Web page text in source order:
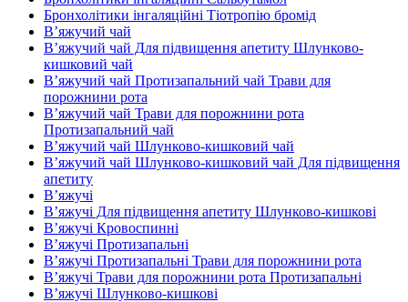
Бронхолітики інгаляційні Тіотропію бромід
В’яжучий чай
В’яжучий чай Для підвищення апетиту Шлунково-
кишковий чай
В’яжучий чай Протизапальний чай Трави для
порожнини рота
В’яжучий чай Трави для порожнини рота
Протизапальний чай
В’яжучий чай Шлунково-кишковий чай
В’яжучий чай Шлунково-кишковий чай Для підвищення
апетиту
В’яжучі
В’яжучі Для підвищення апетиту Шлунково-кишкові
В’яжучі Кровоспинні
В’яжучі Протизапальні
В’яжучі Протизапальні Трави для порожнини рота
В’яжучі Трави для порожнини рота Протизапальні
В’яжучі Шлунково-кишкові